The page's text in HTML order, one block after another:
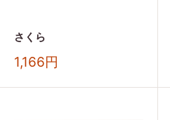
さくら
販
売
価
1,166円